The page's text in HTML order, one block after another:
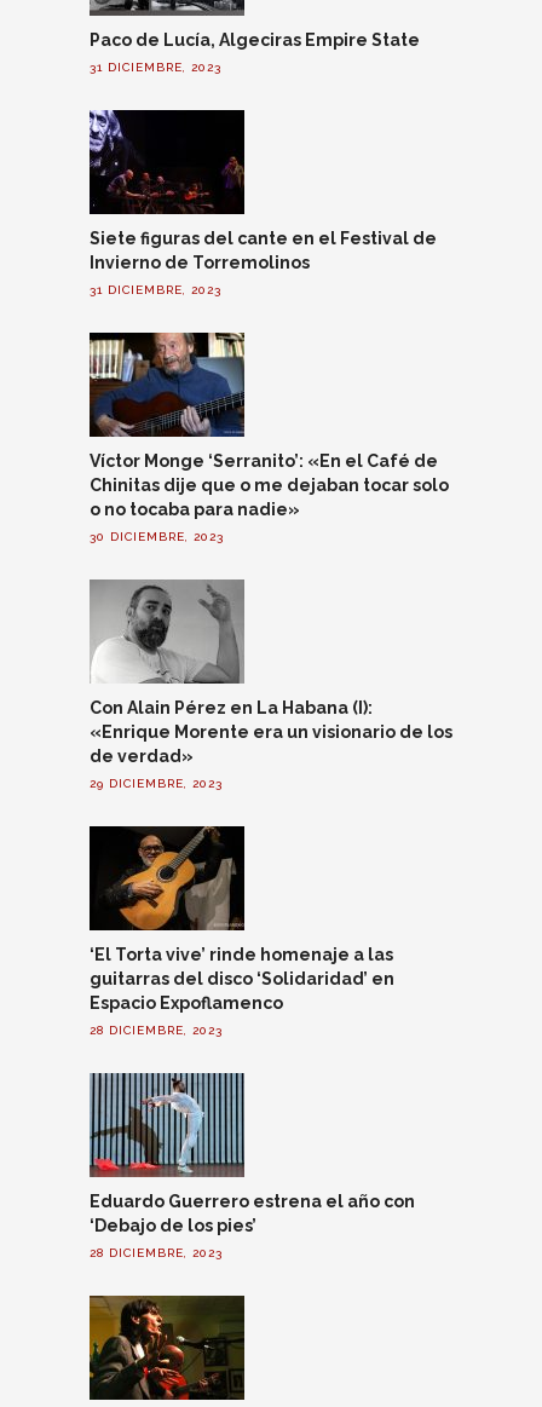
Paco de Lucía, Algeciras Empire State
31 DICIEMBRE, 2023
Siete figuras del cante en el Festival de
Invierno de Torremolinos
31 DICIEMBRE, 2023
Víctor Monge ‘Serranito’: «En el Café de
Chinitas dije que o me dejaban tocar solo
o no tocaba para nadie»
30 DICIEMBRE, 2023
Con Alain Pérez en La Habana (I):
«Enrique Morente era un visionario de los
de verdad»
29 DICIEMBRE, 2023
‘El Torta vive’ rinde homenaje a las
guitarras del disco ‘Solidaridad’ en
Espacio Expoflamenco
28 DICIEMBRE, 2023
Eduardo Guerrero estrena el año con
‘Debajo de los pies’
28 DICIEMBRE, 2023